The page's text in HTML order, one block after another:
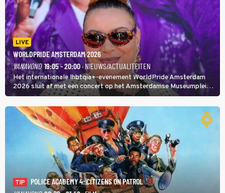
LIVE
WORLDPRIDE AMSTERDAM 2026
VANAVOND 19:05 - 20:00· NIEUWS/ACTUALITEITEN
Het internationale lhbtqia+-evenement WorldPride Amsterdam
2026 sluit af met een concert op het Amsterdamse Museumplein.
Anita Doth is een van de optredende artiesten. In de jaren 90
veroverde ze de wereld als zangeres van 2Unlimited.
TIP
POLICE ACADEMY 4: CITIZENS ON PATROL